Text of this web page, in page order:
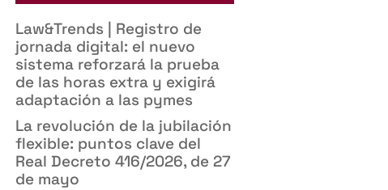
Law&Trends | Registro de
jornada digital: el nuevo
sistema reforzará la prueba
de las horas extra y exigirá
adaptación a las pymes
La revolución de la jubilación
flexible: puntos clave del
Real Decreto 416/2026, de 27
de mayo